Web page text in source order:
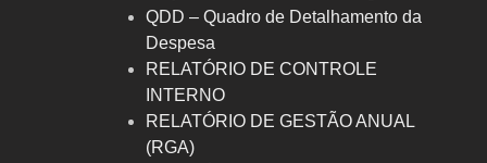
QDD – Quadro de Detalhamento da
Despesa
RELATÓRIO DE CONTROLE
INTERNO
RELATÓRIO DE GESTÃO ANUAL
(RGA)